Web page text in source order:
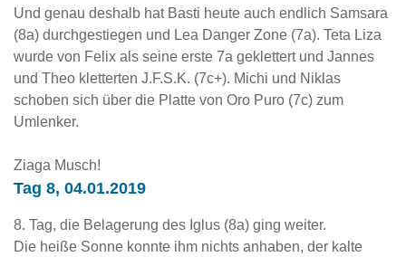
Und genau deshalb hat Basti heute auch endlich Samsara
(8a) durchgestiegen und Lea Danger Zone (7a). Teta Liza
wurde von Felix als seine erste 7a geklettert und Jannes
und Theo kletterten J.F.S.K. (7c+). Michi und Niklas
schoben sich über die Platte von Oro Puro (7c) zum
Umlenker.
Ziaga Musch!
Tag 8, 04.01.2019
8. Tag, die Belagerung des Iglus (8a) ging weiter.
Die heiße Sonne konnte ihm nichts anhaben, der kalte